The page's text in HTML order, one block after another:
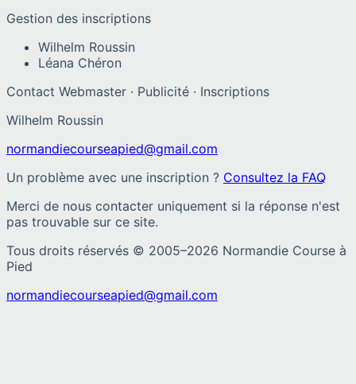
Gestion des inscriptions
Wilhelm Roussin
Léana Chéron
Contact Webmaster · Publicité · Inscriptions
Wilhelm Roussin
normandiecourseapied@gmail.com
Un problème avec une inscription ? Consultez la FAQ
Merci de nous contacter uniquement si la réponse n'est
pas trouvable sur ce site.
Tous droits réservés © 2005–2026 Normandie Course à
Pied
normandiecourseapied@gmail.com